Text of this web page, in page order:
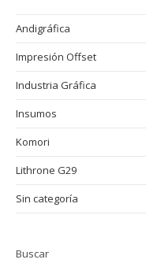
Andigráfica
Impresión Offset
Industria Gráfica
Insumos
Komori
Lithrone G29
Sin categoría
Buscar